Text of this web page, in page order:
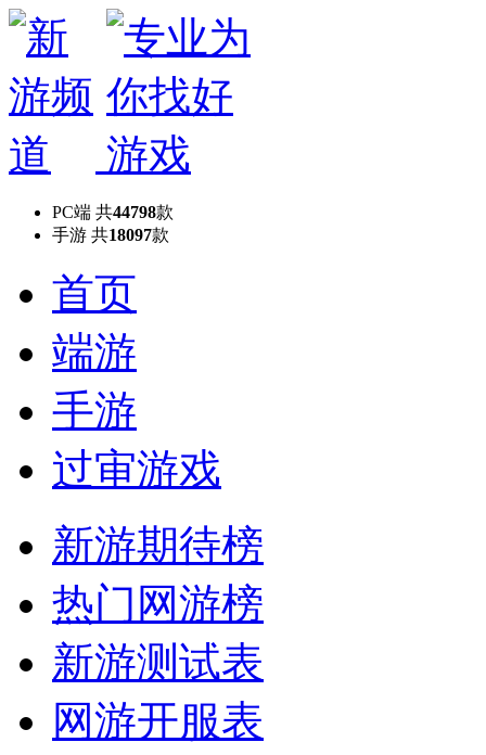
PC端 共44798款
手游 共18097款
首页
端游
手游
过审游戏
新游期待榜
热门网游榜
新游测试表
网游开服表